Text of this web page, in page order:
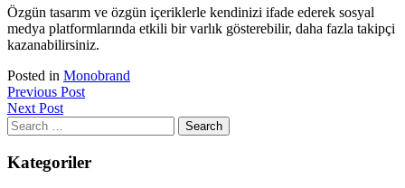
Özgün tasarım ve özgün içeriklerle kendinizi ifade ederek sosyal
medya platformlarında etkili bir varlık gösterebilir, daha fazla takipçi
kazanabilirsiniz.
Posted in Monobrand
Previous Post
Next Post
Kategoriler